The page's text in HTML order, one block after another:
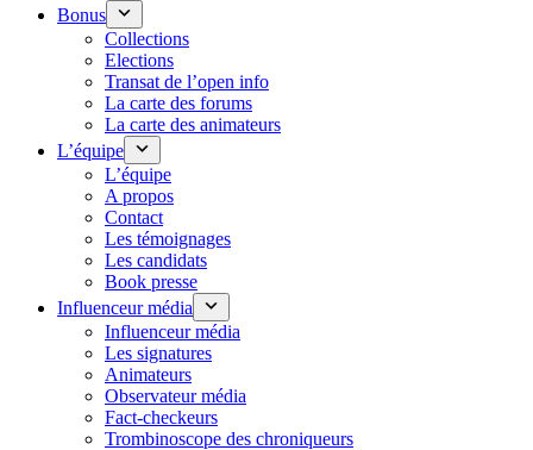
Bonus
Collections
Elections
Transat de l’open info
La carte des forums
La carte des animateurs
L’équipe
L’équipe
A propos
Contact
Les témoignages
Les candidats
Book presse
Influenceur média
Influenceur média
Les signatures
Animateurs
Observateur média
Fact-checkeurs
Trombinoscope des chroniqueurs